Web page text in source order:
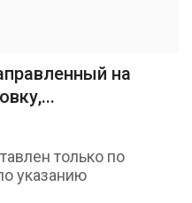
на
только по
указанию